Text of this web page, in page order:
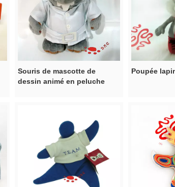
Souris de mascotte de
dessin animé en peluche
Poupée